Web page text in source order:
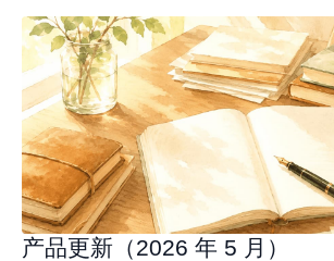
产品更新（2026 年 5 月）